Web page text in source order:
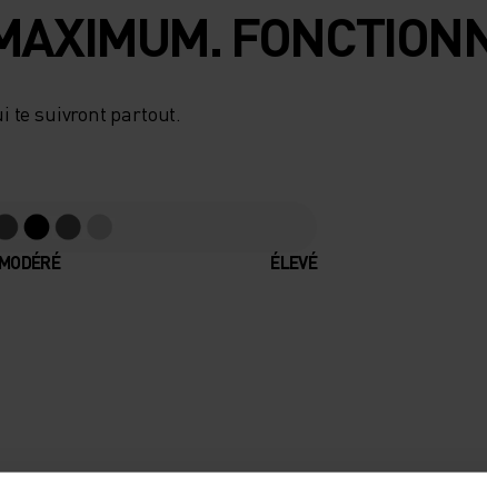
te suivront partout.
MODÉRÉ ÉLEVÉ